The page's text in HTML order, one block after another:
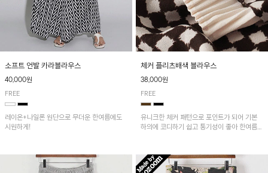
소프트 언발 카라블라우스
40,000원
FREE
레이온+나일론 원단으로 무더운 한여름에도
시원하게!
체커 플리츠배색 블라우스
38,000원
FREE
유니크한 체커 패턴으로 포인트가 되어 기본
하의에 코디하기 쉽고 통기성이 좋아 한여름에